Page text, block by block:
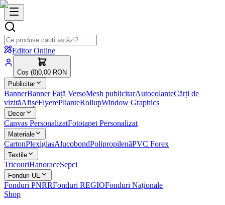
Editor Online
Coș (0)0,00 RON
Publicitar
BannerBanner Față VersoMesh publicitarAutocolanteCărți de
vizităAfișeFlyerePlianteRollupWindow Graphics
Decor
Canvas PersonalizatFototapet Personalizat
Materiale
CartonPlexiglasAlucobondPolipropilenăPVC Forex
Textile
TricouriHanoraceȘepci
Fonduri UE
Fonduri PNRRFonduri REGIOFonduri Naționale
Shop